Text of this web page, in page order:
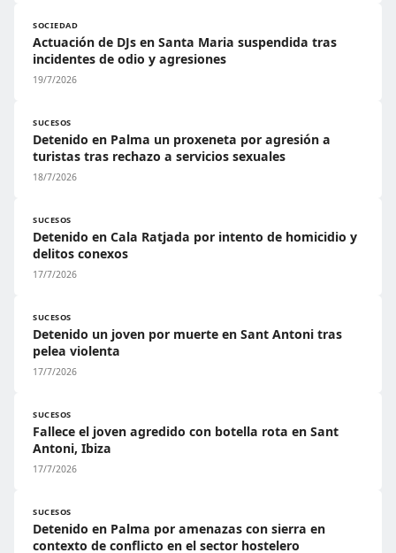
SOCIEDAD
Actuación de DJs en Santa Maria suspendida tras
incidentes de odio y agresiones
19/7/2026
SUCESOS
Detenido en Palma un proxeneta por agresión a
turistas tras rechazo a servicios sexuales
18/7/2026
SUCESOS
Detenido en Cala Ratjada por intento de homicidio y
delitos conexos
17/7/2026
SUCESOS
Detenido un joven por muerte en Sant Antoni tras
pelea violenta
17/7/2026
SUCESOS
Fallece el joven agredido con botella rota en Sant
Antoni, Ibiza
17/7/2026
SUCESOS
Detenido en Palma por amenazas con sierra en
contexto de conflicto en el sector hostelero